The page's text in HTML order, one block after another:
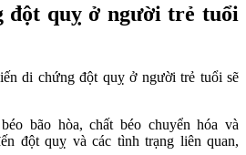
đột quỵ ở người trẻ tuổi
di chứng đột quỵ ở người trẻ tuổi sẽ
bão hòa, chất béo chuyển hóa và
đột quỵ và các tình trạng liên quan,